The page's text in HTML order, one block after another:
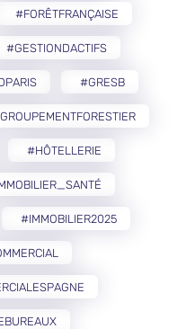
#FORÊTFRANÇAISE
#GESTIONDACTIFS
#GRESB
#HÔTELLERIE
#IMMOBILIER2025